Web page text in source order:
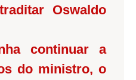
Oswaldo
continuar a
do ministro, o